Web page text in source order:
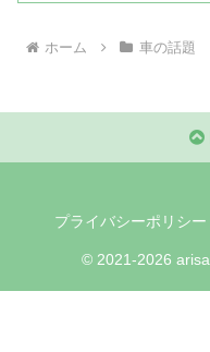
ホーム 車の話題
プライバシーポリシー
© 2021-2026